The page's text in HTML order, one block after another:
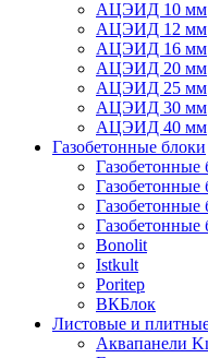
АЦЭИД 10 мм
АЦЭИД 12 мм
АЦЭИД 16 мм
АЦЭИД 20 мм
АЦЭИД 25 мм
АЦЭИД 30 мм
АЦЭИД 40 мм
Газобетонные блоки
Газобетонные
Газобетонные
Газобетонные
Газобетонные
Bonolit
Istkult
Poritep
ВКБлок
Листовые и
Аквапанели